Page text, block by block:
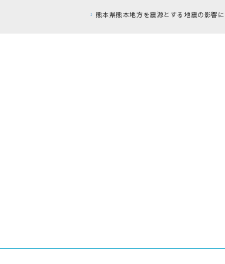
熊本県熊本地方を震源とする地震の影響につきまして